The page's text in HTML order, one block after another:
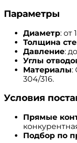
Параметры
Диаметр: от
Толщина
Давление:
Углы
Материалы:
304/316.
Условия
Прямые
Подбор по